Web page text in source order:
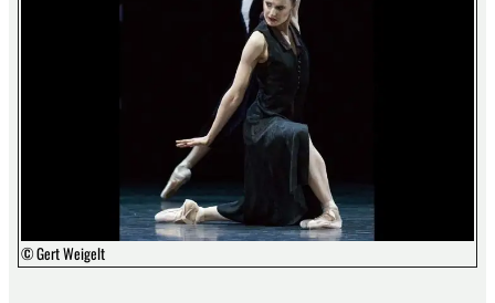
© Gert Weigelt